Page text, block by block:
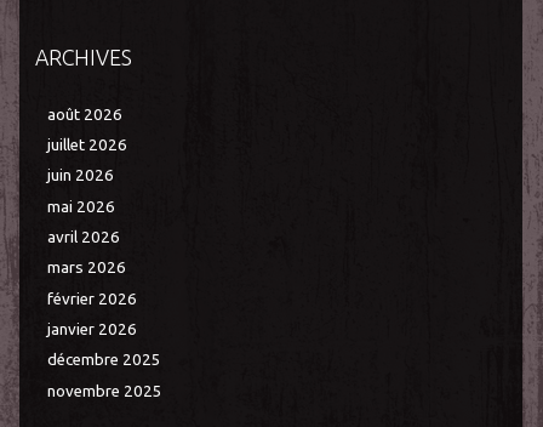
ARCHIVES
août 2026
juillet 2026
juin 2026
mai 2026
avril 2026
mars 2026
février 2026
janvier 2026
décembre 2025
novembre 2025